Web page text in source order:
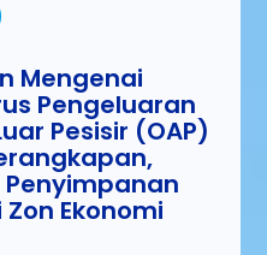
Mengenai
Pengeluaran
Pesisir (OAP)
Ekonomi